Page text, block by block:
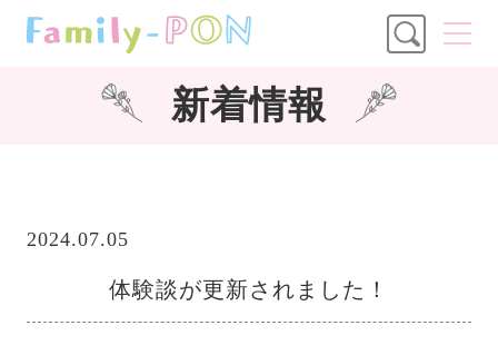
新着情報
2024.07.05
体験談が更新されました！